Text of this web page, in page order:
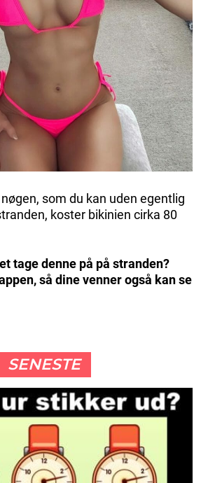
som du kan uden egentlig
koster bikinien cirka 80
tage denne på på stranden?
så dine venner også kan se
SENESTE